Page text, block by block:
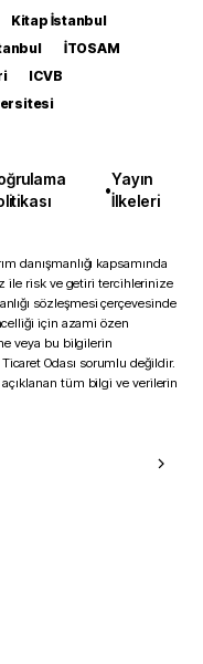
Kitap İstanbul
İTOSAM
ICVB
•
Yayın
İlkeleri
danışmanlığı kapsamında
ile risk ve getiri tercihlerinize
sözleşmesi çerçevesinde
için azami özen
veya bu bilgilerin
Odası sorumlu değildir.
tüm bilgi ve verilerin